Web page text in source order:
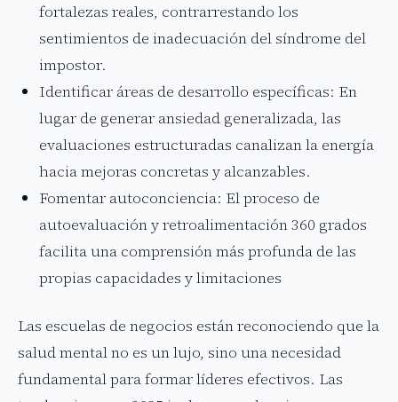
fortalezas reales, contrarrestando los
sentimientos de inadecuación del síndrome del
impostor.
Identificar áreas de desarrollo específicas: En
lugar de generar ansiedad generalizada, las
evaluaciones estructuradas canalizan la energía
hacia mejoras concretas y alcanzables.
Fomentar autoconciencia: El proceso de
autoevaluación y retroalimentación 360 grados
facilita una comprensión más profunda de las
propias capacidades y limitaciones
Las escuelas de negocios están reconociendo que la
salud mental no es un lujo, sino una necesidad
fundamental para formar líderes efectivos. Las